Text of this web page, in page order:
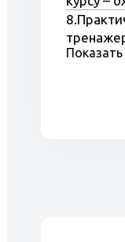
Показать